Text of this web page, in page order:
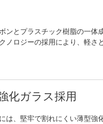
ンとプラスチック樹脂の一体
ノロジーの採用により、軽さ
化ガラス採用
は、堅牢で割れにくい薄型強